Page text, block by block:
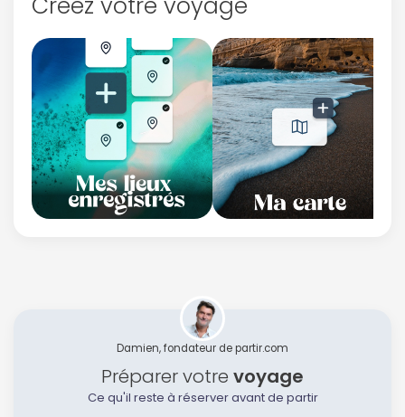
Damien, fondateur de partir.com
Préparer votre voyage
Ce qu'il reste à réserver avant de partir